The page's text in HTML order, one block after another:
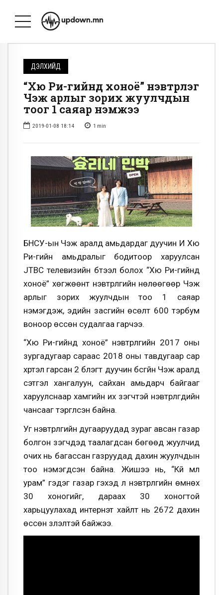
ДЭЛХИЙД
“Хю Ри-гийнд хоноё” нэвтрүүлэг
Чэжү арлыг зорих жуулчдын
тоог 1 саяар нэмжээ
2019-01-08 18:14 1 min
БНСУ-ын Чэжү аралд амьдардаг дуучин И Хю
Ри-гийн амьдралыг бодитоор харуулсан
JTBC телевизийн бүтээл болох “Хю Ри-гийнд
хоноё” хөгжөөнт нэвтрүүлгийн нөлөөгөөр Чэжү
арлыг зорих жуулчдын тоо 1 саяар
нэмэгдэж, эдийн засгийн өсөлт 600 тэрбум
воноор өссөн судалгаа гарчээ.
“Хю Ри-гийнд хоноё” нэвтрүүлгийн 2017 оны
зургадугаар сараас 2018 оны тавдугаар сар
хүртэл гарсан 2 бүлэгт дуучин бүсгүйн Чэжү аралд
сэтгэл хангалуун, сайхан амьдарч байгааг
харуулснаар хамгийн их үзэгчтэй нэвтрүүлгүүдийн
чансааг тэргүүлсэн байна.
Уг нэвтрүүлгийн дугааруудад зураг авсан газар
болгон үзэгчдэд таалагдсан бөгөөд жуулчид
очих нь багассан газруудад дахин жуулчдын
тоо нэмэгдсэн байна. Жишээ нь, “Күй мүл
урам” гэдэг газар гэхэд л нэвтрүүлгийн өмнөх
30 хоногийг, дараах 30 хоногтой
харьцуулахад интернэт хайлт нь 2672 дахин
өссөн үзүүлэлтэй байжээ.